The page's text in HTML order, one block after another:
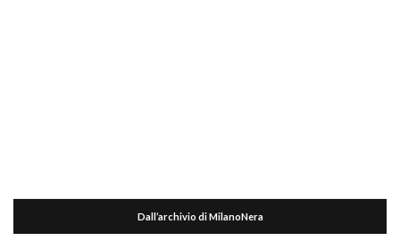
Dall’archivio di MilanoNera